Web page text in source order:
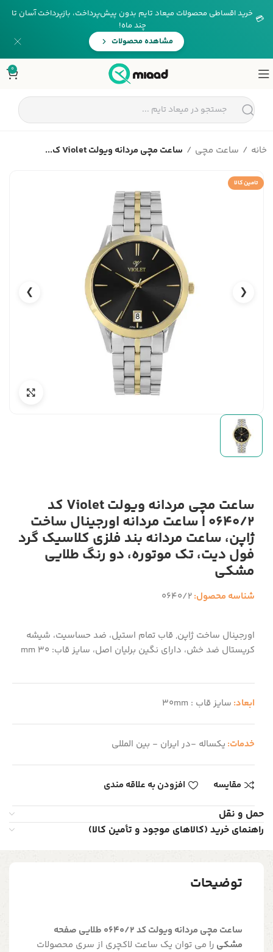
💳 خرید اقساطی محصولات میعاد تایم بدون پیش‌پرداخت، بازپرداخت آسان تا
چند ماه!
مشاهده محصولات
0
خانه ساعت مچی ساعت مچی مردانه ویولت Violet ک...
تامین کالا
❮
❯
ساعت مچی مردانه ویولت Violet کد
0640/2 | ساعت مردانه اورجینال ساخت
ژاپن، ساعت مردانه بند فلزی کلاسیک گرد
فول دیت، تک موتوره، دو رنگ طلایی
مشکی
شناسه محصول:0640/2
اورجینال ساخت ژاپن, قاب تمام استیل، ضد حساسیت، شیشه
کریستال ضد خش، دارای نگین برلیان اصل، سایز قاب: 30 mm
ابعاد: سایز قاب : 30mm
خدمات: یکساله -در ایران - بین المللی
مقایسه افزودن به علاقه مندی
حمل و نقل
راهنمای خرید (کالاهای موجود و تأمین کالا)
توضیحات
ساعت مچی مردانه ویولت کد 0640/2 طلایی صفحه
مشکی را می توان یک ساعت لاکچری از سری محصولات